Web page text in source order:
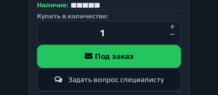
Наличие:
Купить в количестве:
Под заказ
Задать вопрос специалисту